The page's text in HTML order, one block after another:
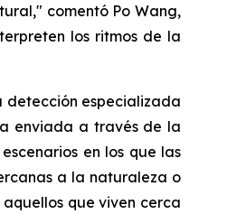
comentó Po Wang,
los ritmos de la
detección especializada
enviada a través de la
en los que las
a la naturaleza o
que viven cerca